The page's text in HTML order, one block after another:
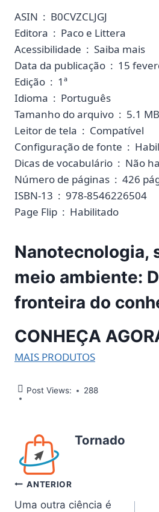
ASIN ‏ : ‎ B0CVZCLJGJ
Editora ‏ : ‎ Paco e Littera
Acessibilidade ‏ : ‎ Saiba mais
Data da publicação
Edição ‏ : ‎ 1ª
Idioma ‏ : ‎ Português
Tamanho do arquivo ‏ : ‎ 5.1 MB
Leitor de tela ‏ : ‎ Compatível
Configuração de
Dicas de
Número de páginas ‏ :
ISBN-13 ‏ : ‎ 978-8546226504
Page Flip ‏ : ‎ Habilitado
Nanotecnologia,
meio ambiente:
fronteira do
CONHEÇA
MAIS PRODUTOS
Post Views: 288
Tornado
Navegação
ANTERIOR
Uma outra ciência é